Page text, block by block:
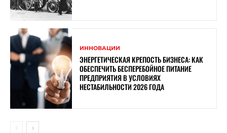
ИННОВАЦИИ
ЭНЕРГЕТИЧЕСКАЯ КРЕПОСТЬ БИЗНЕСА: КАК
ОБЕСПЕЧИТЬ БЕСПЕРЕБОЙНОЕ ПИТАНИЕ
ПРЕДПРИЯТИЯ В УСЛОВИЯХ
НЕСТАБИЛЬНОСТИ 2026 ГОДА